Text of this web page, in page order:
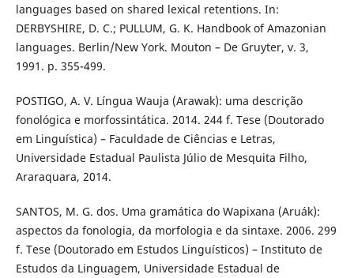
languages based on shared lexical retentions. In:
DERBYSHIRE, D. C.; PULLUM, G. K. Handbook of Amazonian
languages. Berlin/New York. Mouton – De Gruyter, v. 3,
1991. p. 355-499.
POSTIGO, A. V. Língua Wauja (Arawak): uma descrição
fonológica e morfossintática. 2014. 244 f. Tese (Doutorado
em Linguística) – Faculdade de Ciências e Letras,
Universidade Estadual Paulista Júlio de Mesquita Filho,
Araraquara, 2014.
SANTOS, M. G. dos. Uma gramática do Wapixana (Aruák):
aspectos da fonologia, da morfologia e da sintaxe. 2006. 299
f. Tese (Doutorado em Estudos Linguísticos) – Instituto de
Estudos da Linguagem, Universidade Estadual de